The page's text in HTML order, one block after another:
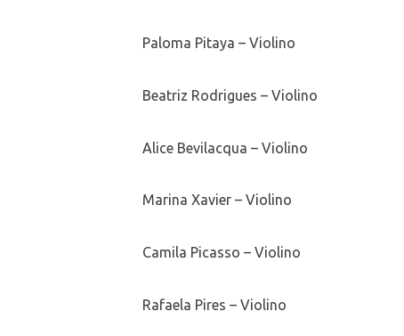
Paloma Pitaya – Violino
Beatriz Rodrigues – Violino
Alice Bevilacqua – Violino
Marina Xavier – Violino
Camila Picasso – Violino
Rafaela Pires – Violino